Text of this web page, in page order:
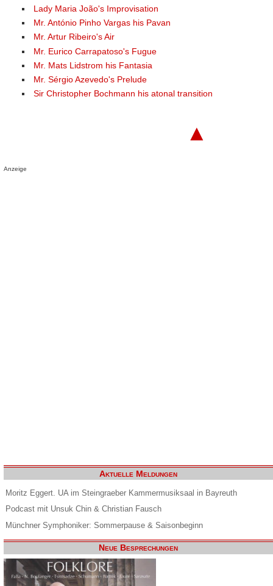
Lady Maria João's Improvisation
Mr. António Pinho Vargas his Pavan
Mr. Artur Ribeiro's Air
Mr. Eurico Carrapatoso's Fugue
Mr. Mats Lidstrom his Fantasia
Mr. Sérgio Azevedo's Prelude
Sir Christopher Bochmann his atonal transition
▲
Anzeige
Aktuelle Meldungen
Moritz Eggert. UA im Steingraeber Kammermusiksaal in Bayreuth
Podcast mit Unsuk Chin & Christian Fausch
Münchner Symphoniker: Sommerpause & Saisonbeginn
Neue Besprechungen